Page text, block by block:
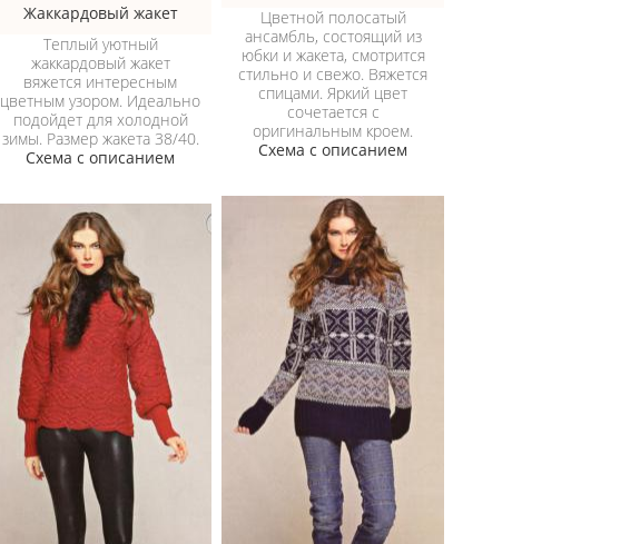
Цветной полосатый
ансамбль, состоящий из
юбки и жакета, смотрится
стильно и свежо. Вяжется
спицами. Яркий цвет
сочетается с
оригинальным кроем.
Схема с описанием
Жаккардовый жакет
Теплый уютный
жаккардовый жакет
вяжется интересным
цветным узором. Идеально
подойдет для холодной
зимы. Размер жакета 38/40.
Схема с описанием